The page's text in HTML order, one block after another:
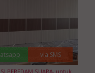
via SMS
PEREDAM SUARA, untuk